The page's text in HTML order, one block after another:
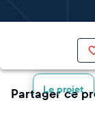
Le projet
Partager ce